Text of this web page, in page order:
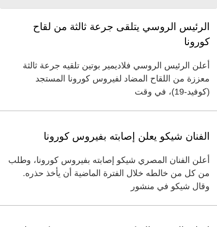
الرئيس الروسي يتلقى جرعة ثالثة من لقاح
كورونا
أعلن الرئيس الروسي فلاديمير بوتين تلقيه جرعة ثالثة
معززة من اللقاح المضاد لفيروس كورونا المستجد
(كوفيد-19)، في وقت
الفنان شيكو يعلن إصابته بفيروس كورونا
أعلن الفنان المصري شيكو إصابته بفيروس كورونا، وطلب
من كل من خالطه خلال الفترة الماضية أن يأخذ حذره.
وقال شيكو في منشور